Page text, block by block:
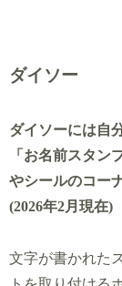
ダイソー
ダイソーには自
「お名前スタン
やシールのコー
(2026年2月現在)
文字が書かれた